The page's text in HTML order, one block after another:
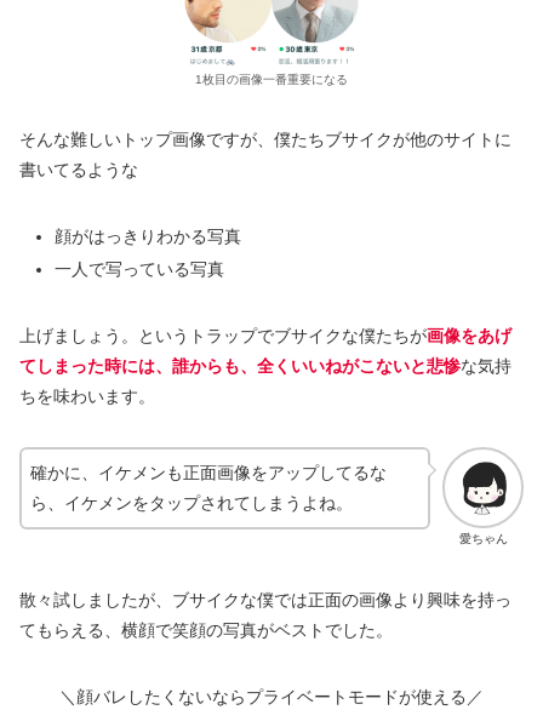
1枚目の画像一番重要になる
そんな難しいトップ画像ですが、僕たちブサイクが他のサイトに
書いてるような
顔がはっきりわかる写真
一人で写っている写真
上げましょう。というトラップでブサイクな僕たちが画像をあげ
てしまった時には、誰からも、全くいいねがこないと悲惨な気持
ちを味わいます。
愛ちゃん
確かに、イケメンも正面画像をアップしてるな
ら、イケメンをタップされてしまうよね。
散々試しましたが、ブサイクな僕では正面の画像より興味を持っ
てもらえる、横顔で笑顔の写真がベストでした。
＼顔バレしたくないならプライベートモードが使える／